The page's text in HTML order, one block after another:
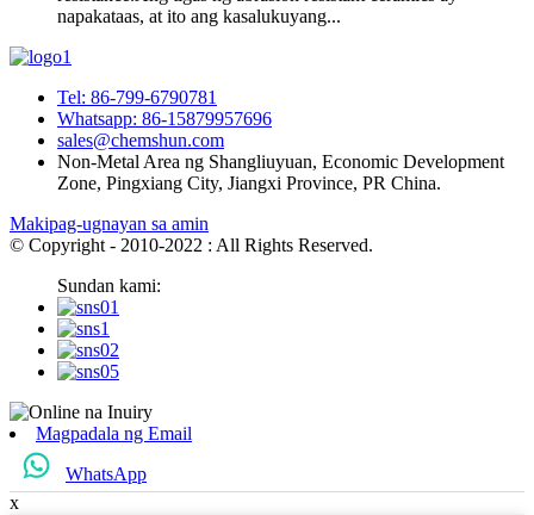
napakataas, at ito ang kasalukuyang...
Tel: 86-799-6790781
Whatsapp: 86-15879957696
sales@chemshun.com
Non-Metal Area ng Shangliuyuan, Economic Development
Zone, Pingxiang City, Jiangxi Province, PR China.
Makipag-ugnayan sa amin
© Copyright - 2010-2022 : All Rights Reserved.
Sundan kami:
Magpadala ng Email
WhatsApp
x